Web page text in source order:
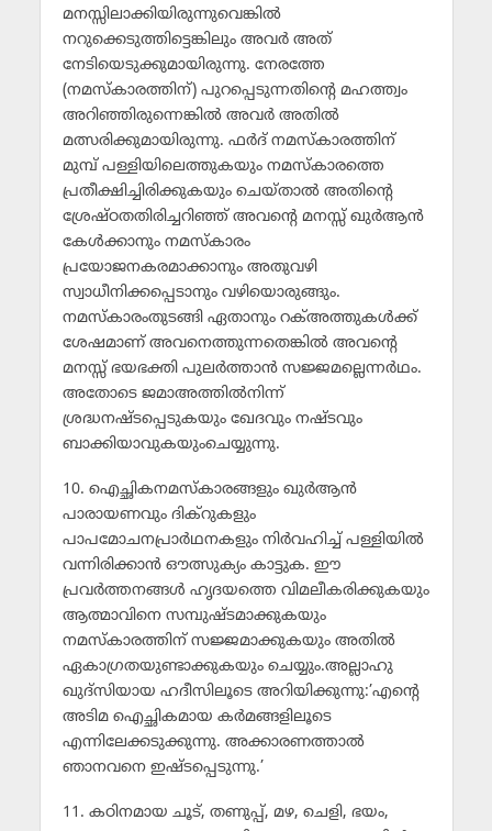
മനസ്സിലാക്കിയിരുന്നുവെങ്കില്‍
നറുക്കെടുത്തിട്ടെങ്കിലും അവര്‍ അത്
നേടിയെടുക്കുമായിരുന്നു. നേരത്തേ
(നമസ്‌കാരത്തിന്) പുറപ്പെടുന്നതിന്റെ മഹത്ത്വം
അറിഞ്ഞിരുന്നെങ്കില്‍ അവര്‍ അതില്‍
മത്സരിക്കുമായിരുന്നു. ഫര്‍ദ് നമസ്‌കാരത്തിന്
മുമ്പ് പള്ളിയിലെത്തുകയും നമസ്‌കാരത്തെ
പ്രതീക്ഷിച്ചിരിക്കുകയും ചെയ്താല്‍ അതിന്റെ
ശ്രേഷ്ഠതതിരിച്ചറിഞ്ഞ് അവന്റെ മനസ്സ് ഖുര്‍ആന്‍
കേള്‍ക്കാനും നമസ്‌കാരം
പ്രയോജനകരമാക്കാനും അതുവഴി
സ്വാധീനിക്കപ്പെടാനും വഴിയൊരുങ്ങും.
നമസ്‌കാരംതുടങ്ങി ഏതാനും റക്അത്തുകള്‍ക്ക്
ശേഷമാണ് അവനെത്തുന്നതെങ്കില്‍ അവന്റെ
മനസ്സ് ഭയഭക്തി പുലര്‍ത്താന്‍ സജ്ജമല്ലെന്നര്‍ഥം.
അതോടെ ജമാഅത്തില്‍നിന്ന്
ശ്രദ്ധനഷ്ടപ്പെടുകയും ഖേദവും നഷ്ടവും
ബാക്കിയാവുകയുംചെയ്യുന്നു.
10. ഐച്ഛികനമസ്‌കാരങ്ങളും ഖുര്‍ആന്‍
പാരായണവും ദിക്‌റുകളും
പാപമോചനപ്രാര്‍ഥനകളും നിര്‍വഹിച്ച് പള്ളിയില്‍
വന്നിരിക്കാന്‍ ഔത്സുക്യം കാട്ടുക. ഈ
പ്രവര്‍ത്തനങ്ങള്‍ ഹൃദയത്തെ വിമലീകരിക്കുകയും
ആത്മാവിനെ സമ്പുഷ്ടമാക്കുകയും
നമസ്‌കാരത്തിന് സജ്ജമാക്കുകയും അതില്‍
ഏകാഗ്രതയുണ്ടാക്കുകയും ചെയ്യും.അല്ലാഹു
ഖുദ്‌സിയായ ഹദീസിലൂടെ അറിയിക്കുന്നു:’എന്റെ
അടിമ ഐച്ഛികമായ കര്‍മങ്ങളിലൂടെ
എന്നിലേക്കടുക്കുന്നു. അക്കാരണത്താല്‍
ഞാനവനെ ഇഷ്ടപ്പെടുന്നു.’
11. കഠിനമായ ചൂട്, തണുപ്പ്, മഴ, ചെളി, ഭയം,